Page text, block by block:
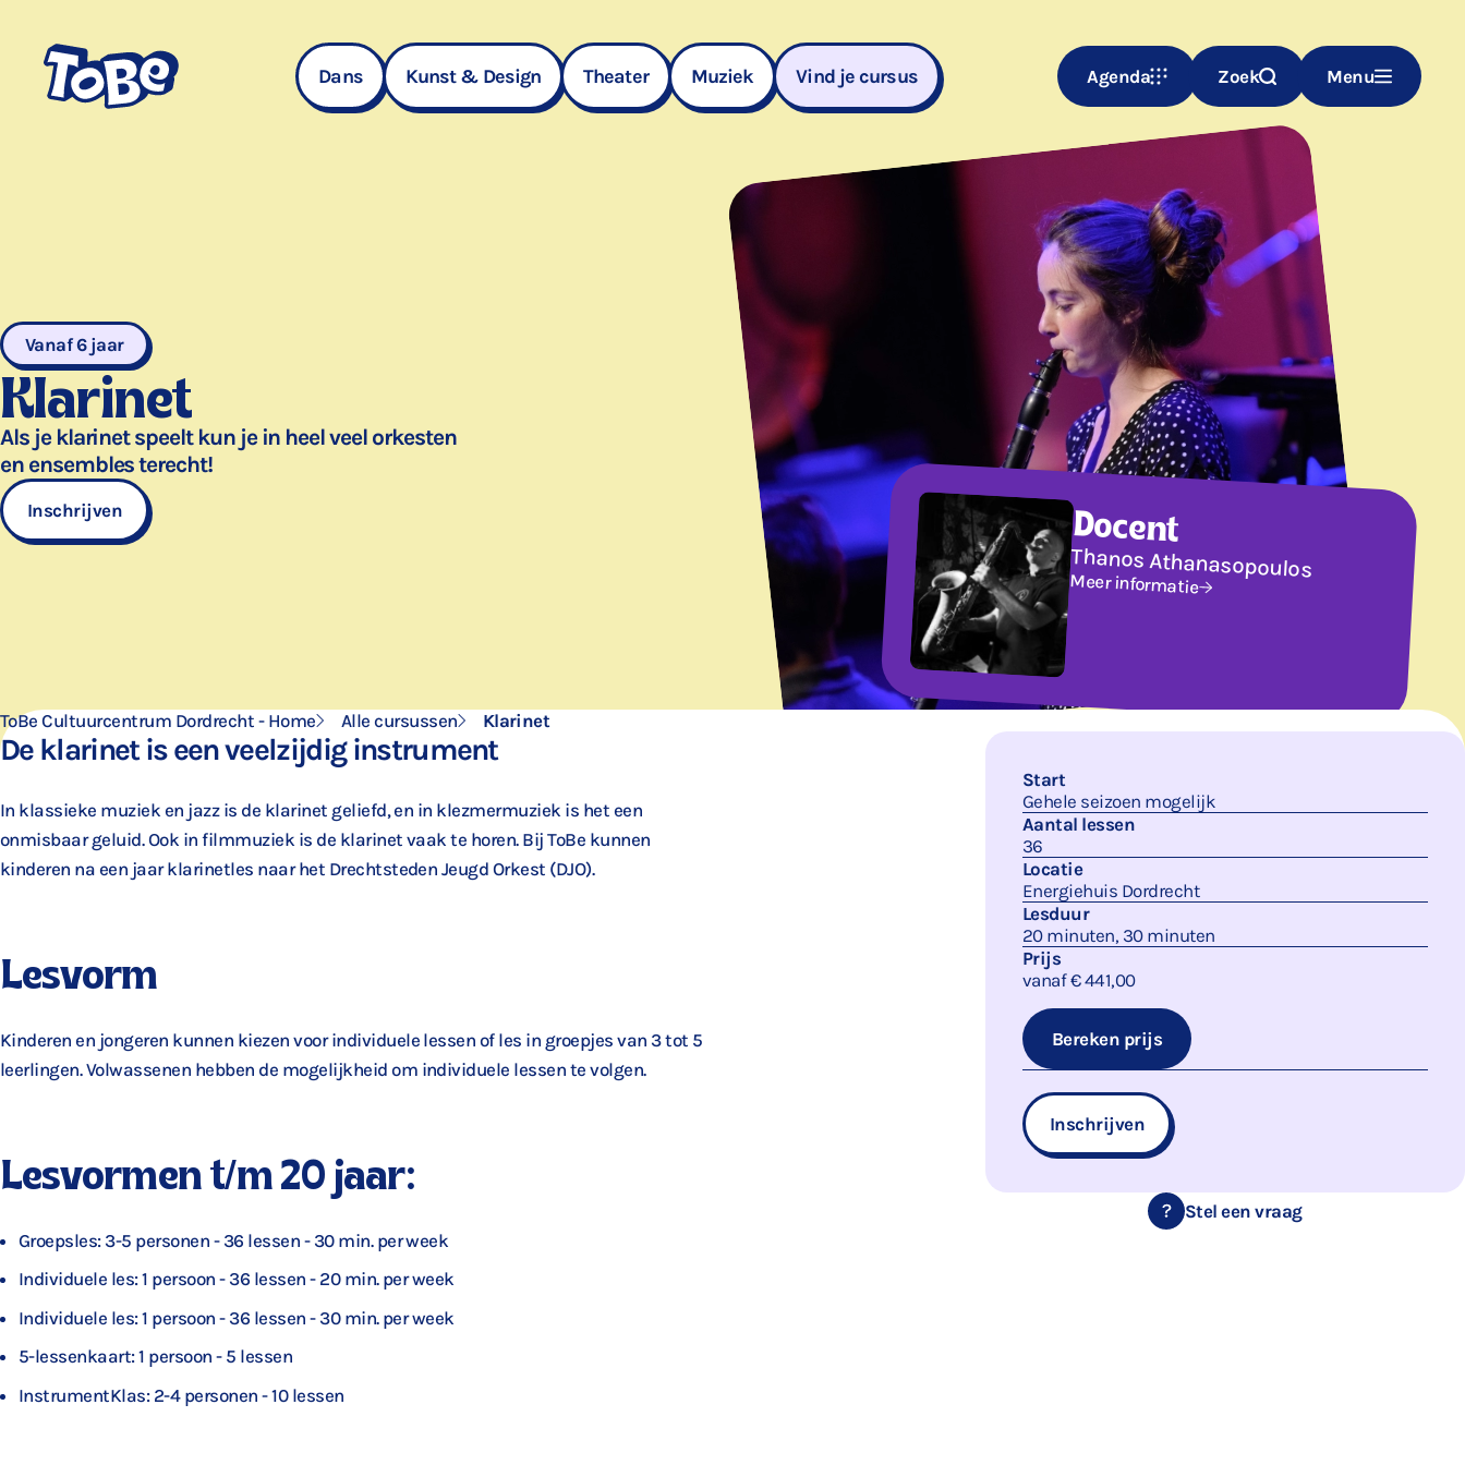
Navigatie
overslaan
Dans Kunst & Design Theater Muziek Vind je cursus Agenda Zoek Menu
Vanaf 6 jaar
Klarinet
Als je klarinet speelt kun je in heel veel orkesten
en ensembles terecht!
Inschrijven Docent
Thanos Athanasopoulos
Meer informatie
ToBe Cultuurcentrum Dordrecht - Home Alle cursussen Klarinet
De klarinet is een veelzijdig instrument
In klassieke muziek en jazz is de klarinet geliefd, en in klezmermuziek is het een
onmisbaar geluid. Ook in filmmuziek is de klarinet vaak te horen. Bij ToBe kunnen
kinderen na een jaar klarinetles naar het Drechtsteden Jeugd Orkest (DJO).
Lesvorm
Kinderen en jongeren kunnen kiezen voor individuele lessen of les in groepjes van 3 tot 5
leerlingen. Volwassenen hebben de mogelijkheid om individuele lessen te volgen.
Lesvormen t/m 20 jaar:
Groepsles: 3-5 personen - 36 lessen - 30 min. per week
Individuele les: 1 persoon - 36 lessen - 20 min. per week
Individuele les: 1 persoon - 36 lessen - 30 min. per week
5-lessenkaart: 1 persoon - 5 lessen
InstrumentKlas: 2-4 personen - 10 lessen
Start
Gehele seizoen mogelijk
Aantal lessen
36
Locatie
Energiehuis Dordrecht
Lesduur
20 minuten, 30 minuten
Prijs
vanaf € 441,00
Bereken prijs
Inschrijven
Stel een vraag